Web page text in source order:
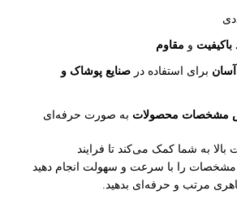
و مقاوم
برای استفاده در صنایع پوشاک و
مشخصات محصولات به صورت حرفه‌ای
بالا به شما کمک می‌کند تا فرایند
را با سرعت و سهولت انجام دهید
مرتب و حرفه‌ای بدهید.